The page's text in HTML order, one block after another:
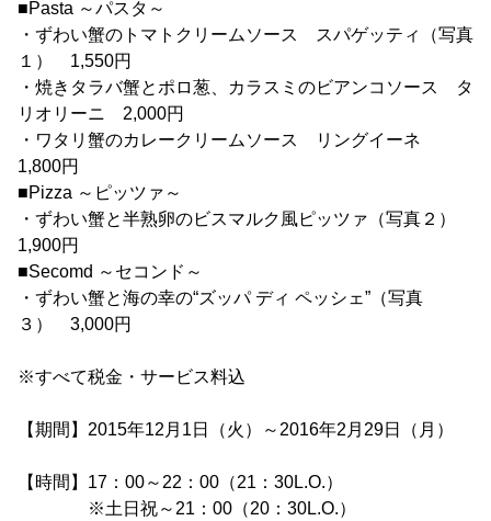
■Pasta ～パスタ～
・ずわい蟹のトマトクリームソース スパゲッティ（写真
１） 1,550円
・焼きタラバ蟹とポロ葱、カラスミのビアンコソース タ
リオリーニ 2,000円
・ワタリ蟹のカレークリームソース リングイーネ
1,800円
■Pizza ～ピッツァ～
・ずわい蟹と半熟卵のビスマルク風ピッツァ（写真２）
1,900円
■Secomd ～セコンド～
・ずわい蟹と海の幸の“ズッパ ディ ペッシェ”（写真
３） 3,000円
※すべて税金・サービス料込
【期間】2015年12月1日（火）～2016年2月29日（月）
【時間】17：00～22：00（21：30L.O.）
※土日祝～21：00（20：30L.O.）